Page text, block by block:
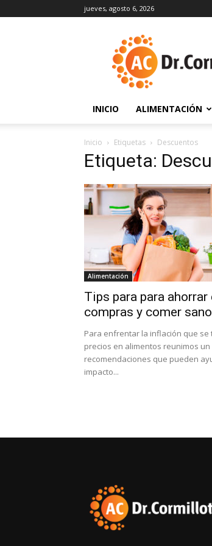
jueves, agosto 6, 2026
INICIO ALIMENTACIÓN
Inicio Etiquetas Descuentos
Etiqueta:
Alimentación
Tips para para ahorrar
compras y comer sano
Para enfrentar la inflación que se
precios en alimentos reunimos
recomendaciones que pueden
impacto...